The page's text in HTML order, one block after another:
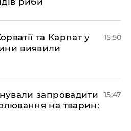
та Карпат у
виявили
15:50
запровадити
на тварин:
15:47